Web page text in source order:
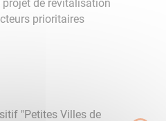
de revitalisation
prioritaires
"Petites Villes de